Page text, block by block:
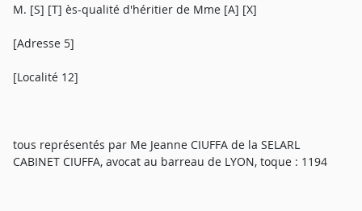
M. [S] [T] ès-qualité d'héritier de Mme [A] [X]
[Adresse 5]
[Localité 12]
tous représentés par Me Jeanne CIUFFA de la SELARL
CABINET CIUFFA, avocat au barreau de LYON, toque : 1194